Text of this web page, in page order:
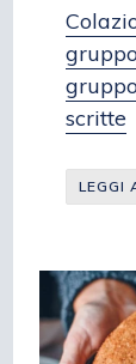
scritte
LEGGI